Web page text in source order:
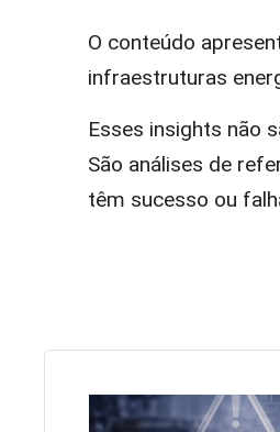
O conteúdo
infraestruturas
Esses insights não
São análises de
têm sucesso ou